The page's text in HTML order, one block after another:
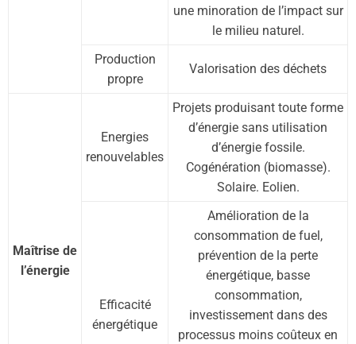
une minoration de l’impact sur
le milieu naturel.
Production
propre
Valorisation des déchets
Maîtrise de
l’énergie
Energies
renouvelables
Projets produisant toute forme
d’énergie sans utilisation
d’énergie fossile.
Cogénération (biomasse).
Solaire. Eolien.
Efficacité
énergétique
Amélioration de la
consommation de fuel,
prévention de la perte
énergétique, basse
consommation,
investissement dans des
processus moins coûteux en